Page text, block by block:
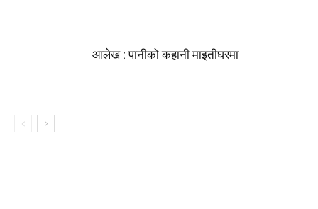
आलेख : पानीको कहानी माइतीघरमा